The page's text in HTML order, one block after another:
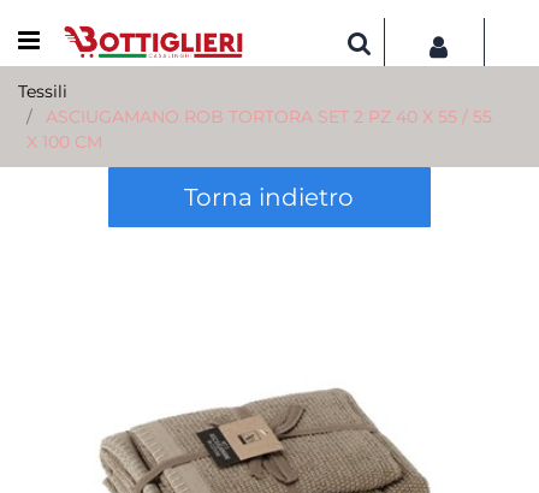
Open menu
Tessili
ASCIUGAMANO ROB TORTORA SET 2 PZ 40 X 55 / 55
X 100 CM
Torna indietro